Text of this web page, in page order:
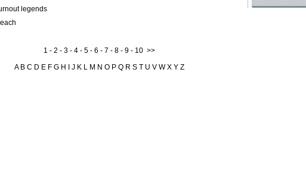
legends
1 - 2 - 3- 4- 5- 6 - 7 - 8- 9- 10 >>
A B C D E F G H J K L M N O P Q R S T U V W X Y Z